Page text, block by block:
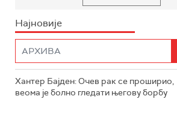
Најновије
Хантер Бајден: Очев рак се проширио,
веома је болно гледати његову борбу